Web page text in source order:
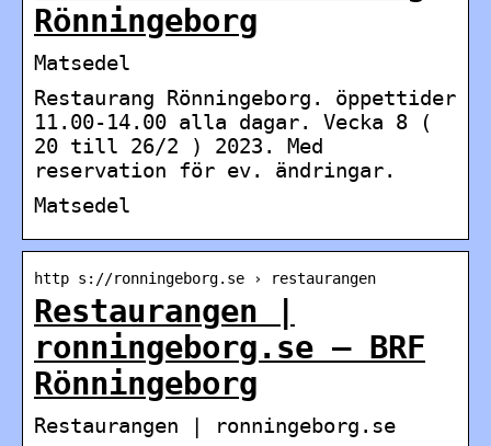
Rönningeborg
Matsedel
Restaurang Rönningeborg. öppettider
11.00-14.00 alla dagar. Vecka 8 (
20 till 26/2 ) 2023. Med
reservation för ev. ändringar.
Matsedel
http s://ronningeborg.se › restaurangen
Restaurangen |
ronningeborg.se – BRF
Rönningeborg
Restaurangen | ronningeborg.se